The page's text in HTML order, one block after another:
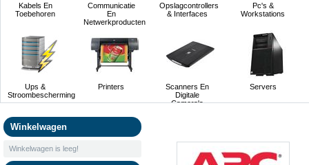
Kabels En
Toebehoren
Communicatie
En
Netwerkproducten
Opslagcontrollers
& Interfaces
Pc's &
Workstations
Ups &
Stroombescherming
Printers
Scanners En
Digitale
Camera's
Servers
Winkelwagen
Winkelwagen is leeg!